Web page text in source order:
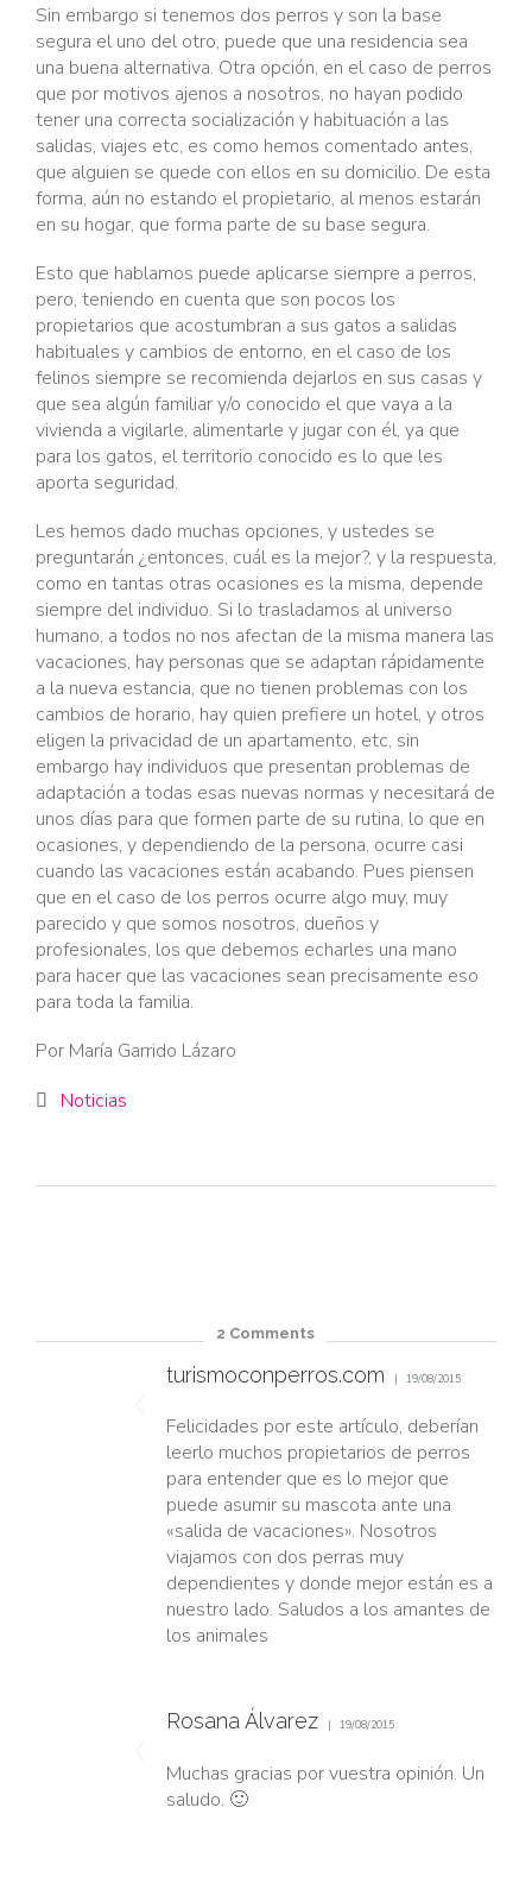
Sin embargo si tenemos dos perros y son la base
segura el uno del otro, puede que una residencia sea
una buena alternativa. Otra opción, en el caso de perros
que por motivos ajenos a nosotros, no hayan podido
tener una correcta socialización y habituación a las
salidas, viajes etc, es como hemos comentado antes,
que alguien se quede con ellos en su domicilio. De esta
forma, aún no estando el propietario, al menos estarán
en su hogar, que forma parte de su base segura.
Esto que hablamos puede aplicarse siempre a perros,
pero, teniendo en cuenta que son pocos los
propietarios que acostumbran a sus gatos a salidas
habituales y cambios de entorno, en el caso de los
felinos siempre se recomienda dejarlos en sus casas y
que sea algún familiar y/o conocido el que vaya a la
vivienda a vigilarle, alimentarle y jugar con él, ya que
para los gatos, el territorio conocido es lo que les
aporta seguridad.
Les hemos dado muchas opciones, y ustedes se
preguntarán ¿entonces, cuál es la mejor?, y la respuesta,
como en tantas otras ocasiones es la misma, depende
siempre del individuo. Si lo trasladamos al universo
humano, a todos no nos afectan de la misma manera las
vacaciones, hay personas que se adaptan rápidamente
a la nueva estancia, que no tienen problemas con los
cambios de horario, hay quien prefiere un hotel, y otros
eligen la privacidad de un apartamento, etc, sin
embargo hay individuos que presentan problemas de
adaptación a todas esas nuevas normas y necesitará de
unos días para que formen parte de su rutina, lo que en
ocasiones, y dependiendo de la persona, ocurre casi
cuando las vacaciones están acabando. Pues piensen
que en el caso de los perros ocurre algo muy, muy
parecido y que somos nosotros, dueños y
profesionales, los que debemos echarles una mano
para hacer que las vacaciones sean precisamente eso
para toda la familia.
Por María Garrido Lázaro
 Category
Noticias
2 Comments
turismoconperros.com 19/08/2015
Felicidades por este artículo, deberían
leerlo muchos propietarios de perros
para entender que es lo mejor que
puede asumir su mascota ante una
«salida de vacaciones». Nosotros
viajamos con dos perras muy
dependientes y donde mejor están es a
nuestro lado. Saludos a los amantes de
los animales
Rosana Álvarez 19/08/2015
Muchas gracias por vuestra opinión. Un
saludo. 🙂